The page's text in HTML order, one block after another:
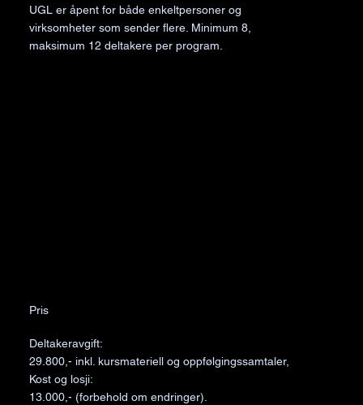
UGL er åpent for både enkeltpersoner og
virksomheter som sender flere. Minimum 8,
maksimum 12 deltakere per program.
Pris
Deltakeravgift:
29.800,- inkl. kursmateriell og oppfølgingssamtaler,
Kost og losji:
13.000,- (forbehold om endringer).